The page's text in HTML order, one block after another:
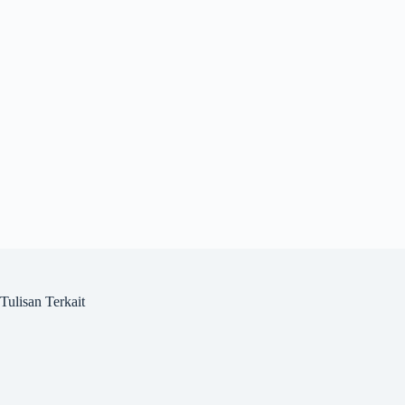
Tulisan Terkait